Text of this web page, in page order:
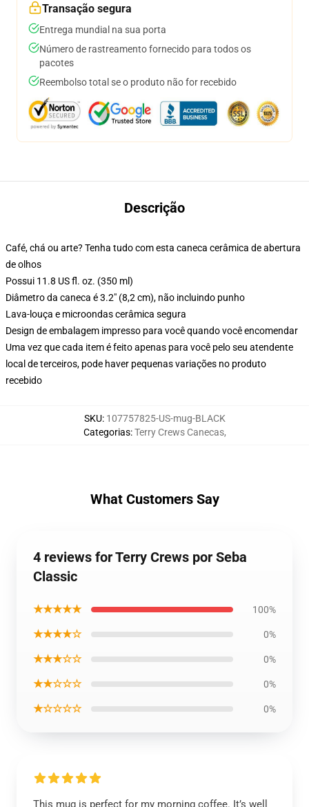
Transação segura
Entrega mundial na sua porta
Número de rastreamento fornecido para todos os
pacotes
Reembolso total se o produto não for recebido
Descrição
Café, chá ou arte? Tenha tudo com esta caneca cerâmica de abertura
de olhos
Possui 11.8 US fl. oz. (350 ml)
Diâmetro da caneca é 3.2" (8,2 cm), não incluindo punho
Lava-louça e microondas cerâmica segura
Design de embalagem impresso para você quando você encomendar
Uma vez que cada item é feito apenas para você pelo seu atendente
local de terceiros, pode haver pequenas variações no produto
recebido
SKU: 107757825-US-mug-BLACK
Categorias:Terry Crews Canecas,
What Customers Say
4 reviews for Terry Crews por Seba
Classic
★★★★★ 100%
★★★★☆ 0%
★★★☆☆ 0%
★★☆☆☆ 0%
★☆☆☆☆ 0%
This mug is perfect for my morning coffee. It’s well